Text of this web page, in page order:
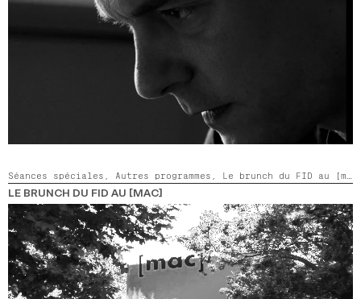
Séances spéciales, Autres programmes, Le brunch du FID au [mac]
LE BRUNCH DU FID AU [MAC]